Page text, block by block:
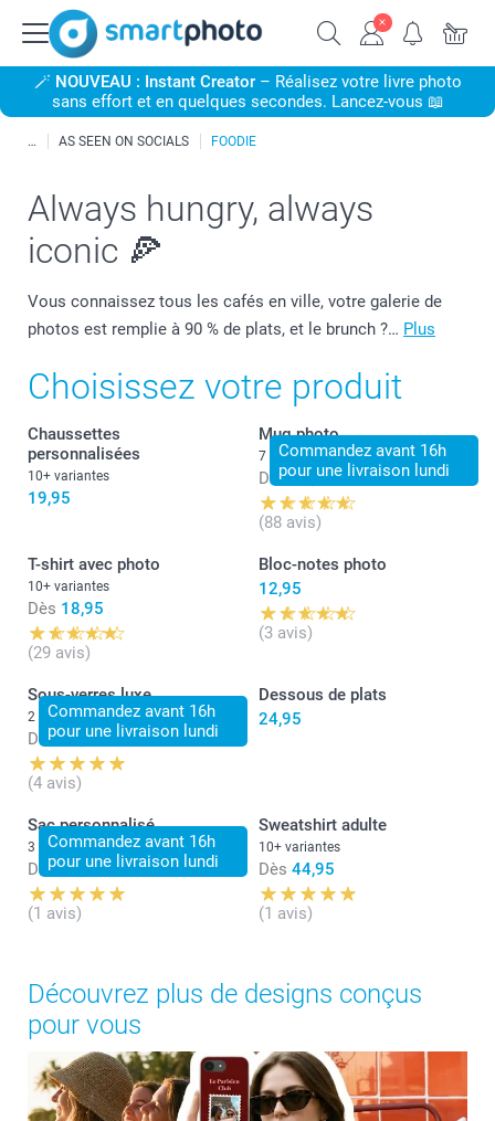
🪄 NOUVEAU : Instant Creator– Réalisez votre livre photo
sans effort et en quelques secondes. Lancez-vous 📖
AS SEEN ON SOCIALS FOODIE
Always hungry, always
iconic 🍕
Vous connaissez tous les cafés en ville, votre galerie de
photos est remplie à 90 % de plats, et le brunch ?… Plus
Choisissez votre produit
Chaussettes
personnalisées
10+ variantes
19,95
Commandez avant 16h
pour une livraison lundi
Mug photo
7 variantes
Dès 14,95
(88 avis)
T-shirt avec photo
10+ variantes
Dès 18,95
(29 avis)
Bloc-notes photo
12,95
(3 avis)
Commandez avant 16h
pour une livraison lundi
Sous-verres luxe
2 variantes
Dès 31,95
(4 avis)
Dessous de plats
24,95
Commandez avant 16h
pour une livraison lundi
Sac personnalisé
3 variantes
Dès 16,95
(1 avis)
Sweatshirt adulte
10+ variantes
Dès 44,95
(1 avis)
Découvrez plus de designs conçus
pour vous